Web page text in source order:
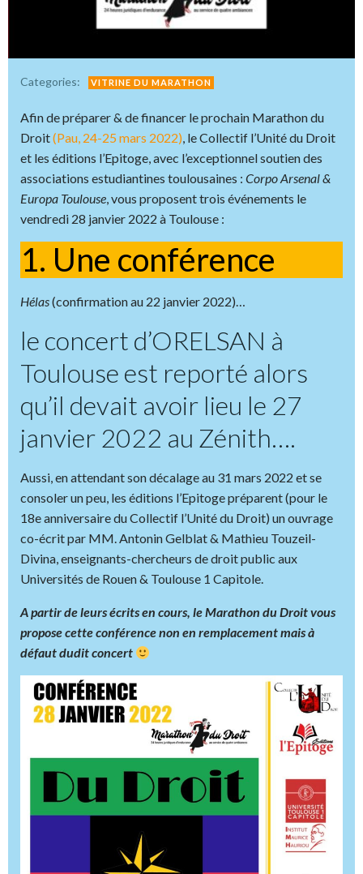
Categories: VITRINE DU MARATHON
Afin de préparer & de financer le prochain Marathon du
Droit(Pau, 24-25 mars 2022), le Collectif l’Unité du Droit
et les éditions l’Epitoge, avec l’exceptionnel soutien des
associations estudiantines toulousaines : Corpo Arsenal &
Europa Toulouse, vous proposent trois événements le
vendredi 28 janvier 2022 à Toulouse :
1. Une conférence
Hélas(confirmation au 22 janvier 2022)…
le concert d’ORELSAN à
Toulouse est reporté alors
qu’il devait avoir lieu le 27
janvier 2022 au Zénith….
Aussi, en attendant son décalage au 31 mars 2022 et se
consoler un peu, les éditions l’Epitoge préparent (pour le
18e anniversaire du Collectif l’Unité du Droit) un ouvrage
co-écrit par MM. Antonin Gelblat & Mathieu Touzeil-
Divina, enseignants-chercheurs de droit public aux
Universités de Rouen & Toulouse 1 Capitole.
A partir de leurs écrits en cours, le Marathon du Droit vous
propose cette conférence non en remplacement mais à
défaut dudit concert